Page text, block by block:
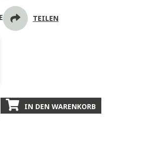
TEILEN
IN DEN WARENKORB